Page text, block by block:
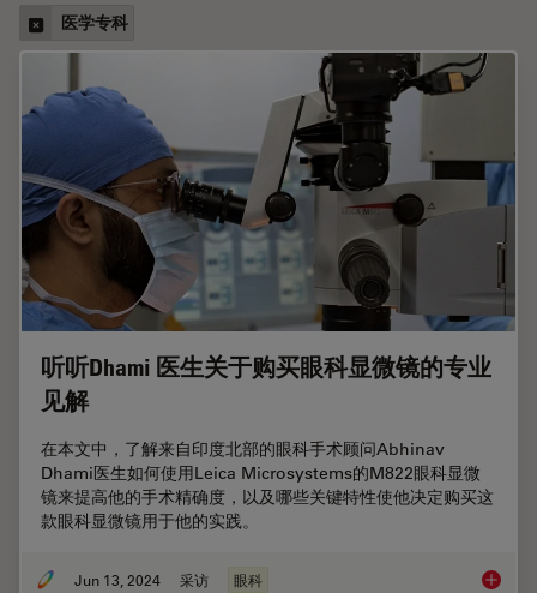
医学专科
听听Dhami 医生关于购买眼科显微镜的专业
见解
在本文中，了解来自印度北部的眼科手术顾问Abhinav
Dhami医生如何使用Leica Microsystems的M822眼科显微
镜来提高他的手术精确度，以及哪些关键特性使他决定购买这
款眼科显微镜用于他的实践。
Jun 13, 2024 采访 眼科 听听